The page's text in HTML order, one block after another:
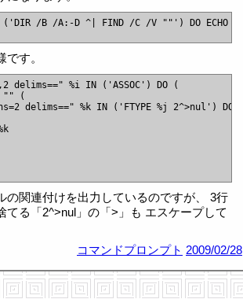
('DIR /B /A:-D ^| FIND /C /V ""') DO ECHO %i
す。
delims==" %i IN ('ASSOC') DO (
(
delims==" %k IN ('FTYPE %j 2^>nul') DO (
の関連付けを出力しているのですが、 3行
てる「2^>nul」の「>」も エスケープして
コマンドプロンプト 2009/02/28